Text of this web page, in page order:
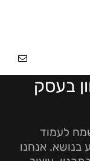
עמוד הבית
בעסק
לעמוד
אנחנו